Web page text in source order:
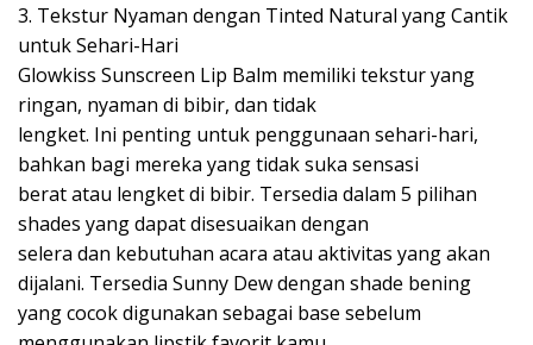
3. Tekstur Nyaman dengan Tinted Natural yang Cantik
untuk Sehari-Hari
Glowkiss Sunscreen Lip Balm memiliki tekstur yang
ringan, nyaman di bibir, dan tidak
lengket. Ini penting untuk penggunaan sehari-hari,
bahkan bagi mereka yang tidak suka sensasi
berat atau lengket di bibir. Tersedia dalam 5 pilihan
shades yang dapat disesuaikan dengan
selera dan kebutuhan acara atau aktivitas yang akan
dijalani. Tersedia Sunny Dew dengan shade bening
yang cocok digunakan sebagai base sebelum